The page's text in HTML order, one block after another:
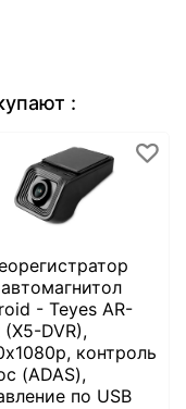
:
- Teyes AR-
(X5-DVR),
контроль
(ADAS),
по USB